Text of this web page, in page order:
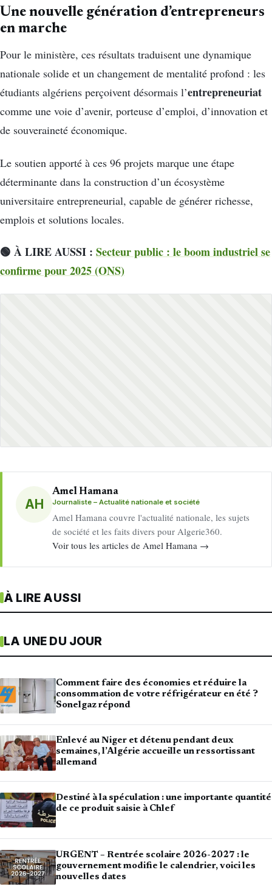
Une nouvelle génération d’entrepreneurs
en marche
Pour le ministère, ces résultats traduisent une dynamique
nationale solide et un changement de mentalité profond : les
étudiants algériens perçoivent désormais l’entrepreneuriat
comme une voie d’avenir, porteuse d’emploi, d’innovation et
de souveraineté économique.
Le soutien apporté à ces 96 projets marque une étape
déterminante dans la construction d’un écosystème
universitaire entrepreneurial, capable de générer richesse,
emplois et solutions locales.
🟢 À LIRE AUSSI : Secteur public : le boom industriel se
confirme pour 2025 (ONS)
AH
Amel Hamana
Journaliste – Actualité nationale et société
Amel Hamana couvre l'actualité nationale, les sujets
de société et les faits divers pour Algerie360.
Voir tous les articles de Amel Hamana →
À LIRE AUSSI
LA UNE DU JOUR
Comment faire des économies et réduire la
consommation de votre réfrigérateur en été ?
Sonelgaz répond
Enlevé au Niger et détenu pendant deux
semaines, l’Algérie accueille un ressortissant
allemand
Destiné à la spéculation : une importante quantité
de ce produit saisie à Chlef
URGENT – Rentrée scolaire 2026-2027 : le
gouvernement modifie le calendrier, voici les
nouvelles dates